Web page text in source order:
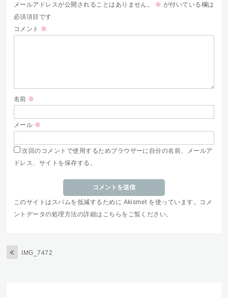
メールアドレスが公開されることはありません。
※ が付いている欄は
必須項目です
コメント ※
名前 ※
メール ※
次回のコメントで使用するためブラウザーに自分の名前、メールア
ドレス、サイトを保存する。
このサイトはスパムを低減するために Akismet を使っています。
コメ
ントデータの処理方法の詳細はこちらをご覧ください。
IMG_7472